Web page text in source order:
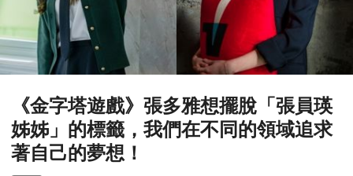
《金字塔遊戲》張多雅想擺脫「張員瑛
姊姊」的標籤，我們在不同的領域追求
著自己的夢想！